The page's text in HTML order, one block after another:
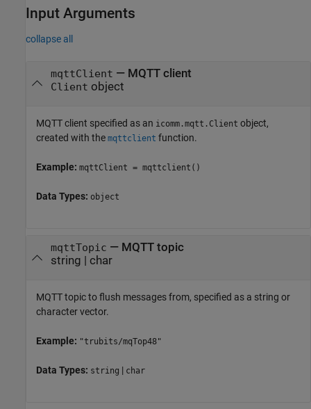
Input Arguments
collapse all
mqttClient — MQTT client
Client object
MQTT client specified as an icomm.mqtt.Client object,
created with the mqttclient function.
Example: mqttClient = mqttclient()
Data Types: object
mqttTopic — MQTT topic
string | char
MQTT topic to flush messages from, specified as a string or
character vector.
Example: "trubits/mqTop48"
Data Types: string | char